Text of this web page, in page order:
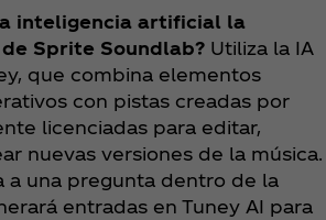
inteligencia artificial la
Sprite Soundlab? Utiliza la IA
que combina elementos
con pistas creadas por
licenciadas para editar,
nuevas versiones de la música.
a una pregunta dentro de la
entradas en Tuney AI para